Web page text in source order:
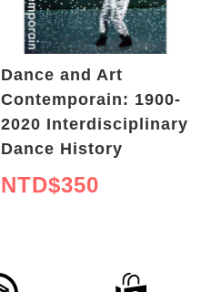
Dance and Art
Contemporain: 1900-
2020 Interdisciplinary
Dance History
NTD$350